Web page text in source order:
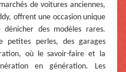
de voitures anciennes,
offrent une occasion unique
des modèles rares.
petites perles, des garages
où le savoir-faire et la
en génération. Les